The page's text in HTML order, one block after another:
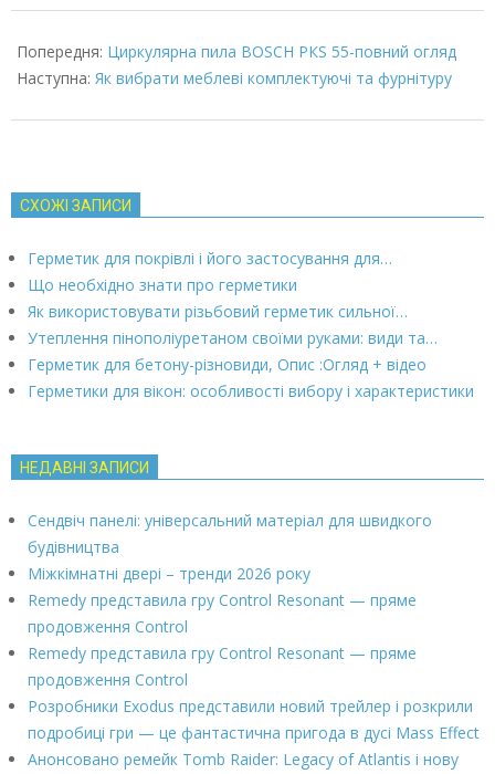
01-
29
Попередня: Циркулярна пила ВОЅСН РКЅ 55-повний огляд
Наступна: Як вибрати меблеві комплектуючі та фурнітуру
СХОЖІ ЗАПИСИ
Герметик для покрівлі і його застосування для…
Що необхідно знати про герметики
Як використовувати різьбовий герметик сильної…
Утеплення пінополіуретаном своїми руками: види та…
Герметик для бетону-різновиди, Опис :Огляд + відео
Герметики для вікон: особливості вибору і характеристики
НЕДАВНІ ЗАПИСИ
Сендвіч панелі: універсальний матеріал для швидкого
будівництва
Міжкімнатні двері – тренди 2026 року
Remedy представила гру Control Resonant — пряме
продовження Control
Remedy представила гру Control Resonant — пряме
продовження Control
Розробники Exodus представили новий трейлер і розкрили
подробиці гри — це фантастична пригода в дусі Mass Effect
Анонсовано ремейк Tomb Raider: Legacy of Atlantis і нову